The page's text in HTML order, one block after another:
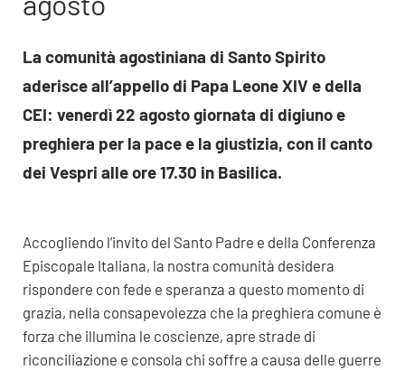
La comunità agostiniana di Santo Spirito
aderisce all’appello di Papa Leone XIV e della
CEI: venerdì 22 agosto giornata di digiuno e
preghiera per la pace e la giustizia, con il canto
dei Vespri alle ore 17.30 in Basilica.
Accogliendo l’invito del Santo Padre e della Conferenza
Episcopale Italiana, la nostra comunità desidera
rispondere con fede e speranza a questo momento di
grazia, nella consapevolezza che la preghiera comune è
forza che illumina le coscienze, apre strade di
riconciliazione e consola chi soffre a causa delle guerre